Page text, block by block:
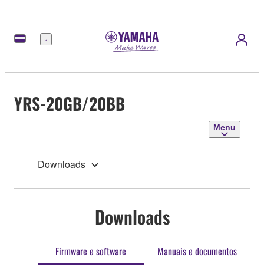
Menu
YRS-20GB/20BB
Menu
Downloads
Downloads
Firmware e software Manuais e documentos